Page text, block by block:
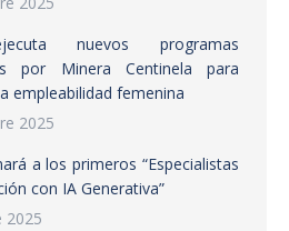
nuevos programas
por Minera Centinela para
empleabilidad femenina
2025
a los primeros “Especialistas
con IA Generativa”
2025